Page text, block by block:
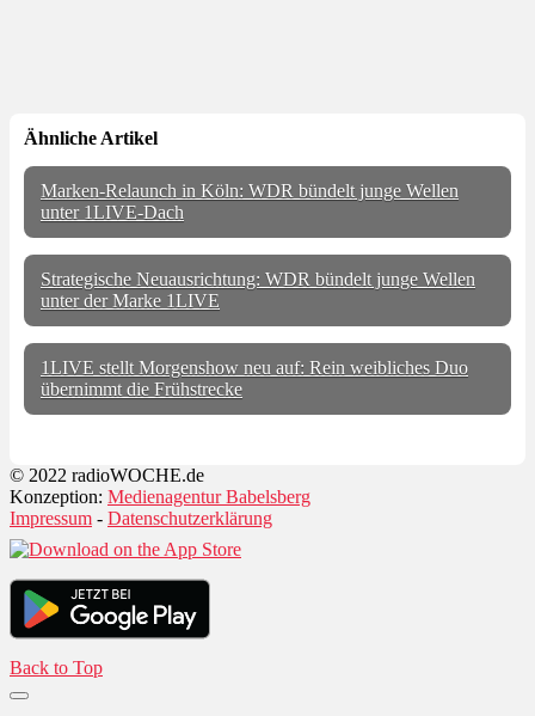
Ähnliche Artikel
Marken-Relaunch in Köln: WDR bündelt junge Wellen
unter 1LIVE-Dach
Strategische Neuausrichtung: WDR bündelt junge Wellen
unter der Marke 1LIVE
1LIVE stellt Morgenshow neu auf: Rein weibliches Duo
übernimmt die Frühstrecke
© 2022 radioWOCHE.de
Konzeption: Medienagentur Babelsberg
Impressum - Datenschutzerklärung
Back to Top